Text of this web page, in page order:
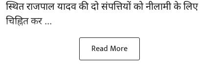
स्थित राजपाल यादव की दो संपत्तियों को नीलामी के लिए
चिह्नित कर ...
Read More